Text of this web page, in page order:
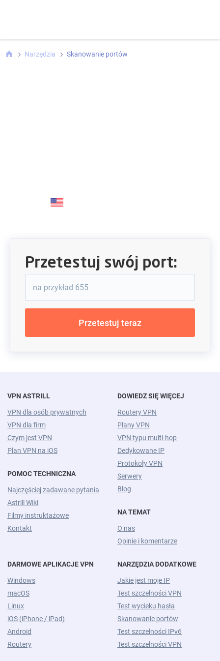
Narzędzia Skanowanie portów
Przetestuj swój port:
VPN ASTRILL
VPN dla osób prywatnych
VPN dla firm
Czym jest VPN
Plan VPN na iOS
POMOC TECHNICZNA
Najczęściej zadawane pytania
Astrill Wiki
Filmy instruktażowe
Kontakt
DOWIEDZ SIĘ WIĘCEJ
Routery VPN
Plany VPN
VPN typu multi-hop
Dedykowane IP
Protokoły VPN
Serwery
Blog
NA TEMAT
O nas
Opinie i komentarze
DARMOWE APLIKACJE VPN
Windows
macOS
Linux
iOS (iPhone / iPad)
Android
Routery
NARZĘDZIA DODATKOWE
Jakie jest moje IP
Test szczelności VPN
Test wycieku hasła
Skanowanie portów
Test szczelności IPv6
Test szczelności VPN